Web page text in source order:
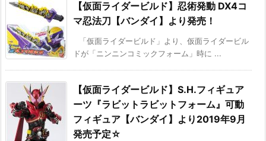
【仮面ライダービルド】忍術発動 DX4コ
マ忍法刀【バンダイ】より発売！
「仮面ライダービルド」より、仮面ライダービル
ドが「ニンニンコミックフォーム」時に ...
【仮面ライダービルド】S.H.フィギュア
ーツ『ラビットラビットフォーム』可動
フィギュア【バンダイ】より2019年9月
発売予定☆